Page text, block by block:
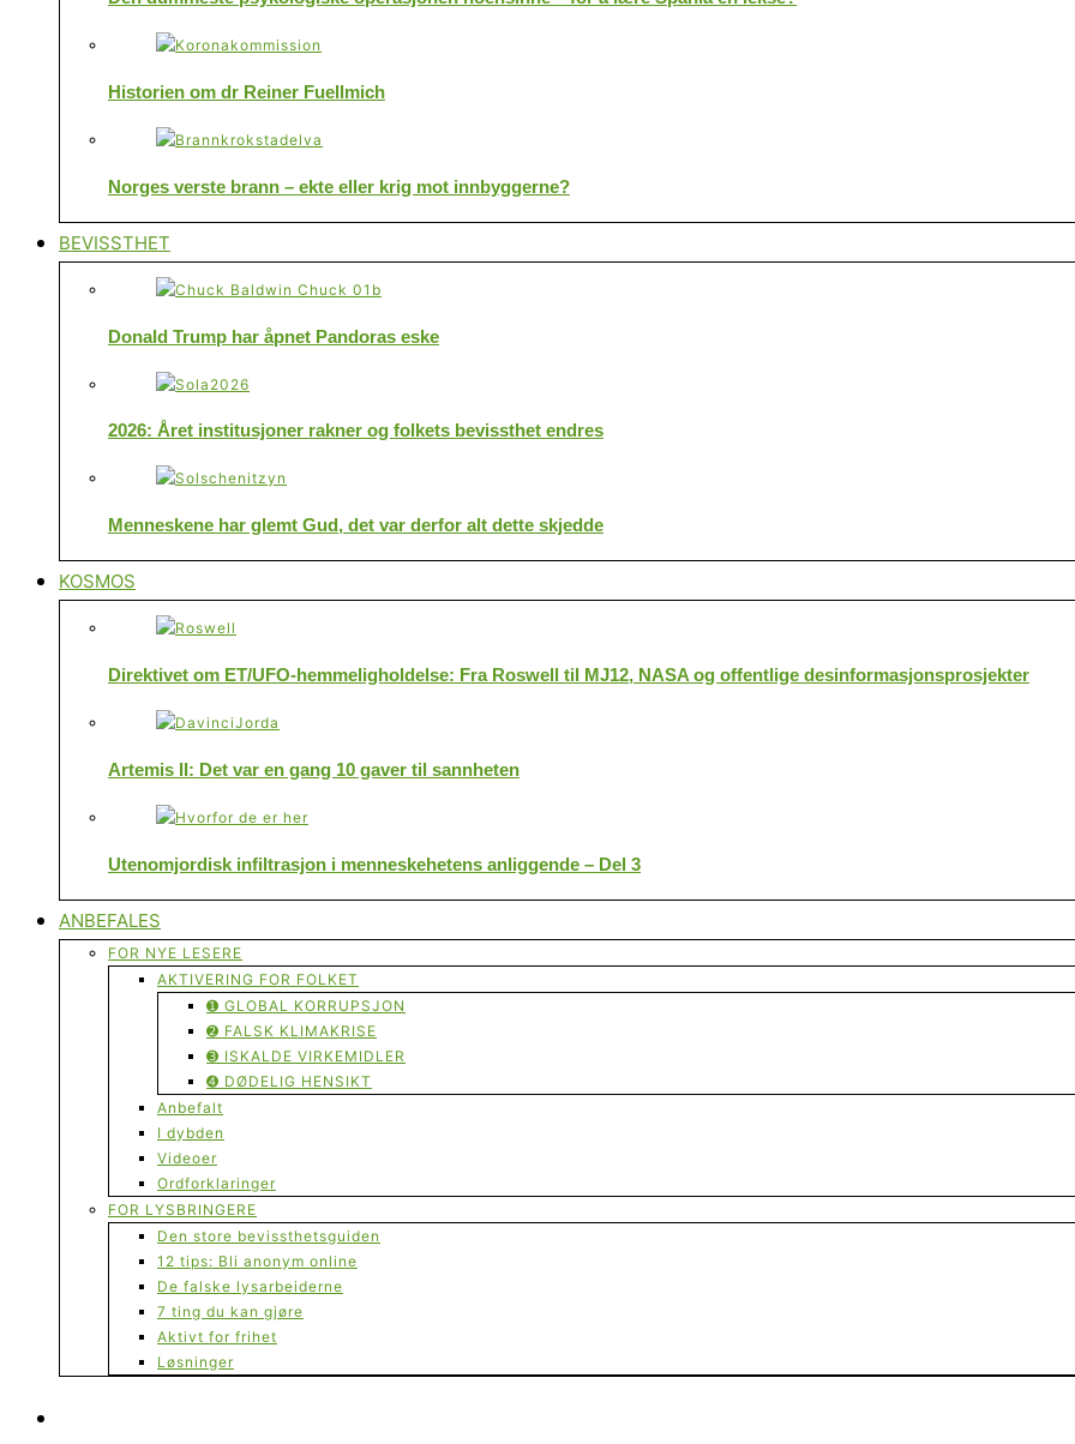
Historien om dr Reiner Fuellmich
Norges verste brann – ekte eller krig mot innbyggerne?
BEVISSTHET
Donald Trump har åpnet Pandoras eske
2026: Året institusjoner rakner og folkets bevissthet endres
Menneskene har glemt Gud, det var derfor alt dette skjedde
KOSMOS
Direktivet om ET/UFO-hemmeligholdelse: Fra Roswell til MJ12, NASA og offentlige desinformasjonsprosjekter
Artemis II: Det var en gang 10 gaver til sannheten
Utenomjordisk infiltrasjon i menneskehetens anliggende – Del 3
ANBEFALES
FOR NYE LESERE
AKTIVERING FOR FOLKET
➊ GLOBAL KORRUPSJON
➋ FALSK KLIMAKRISE
➌ ISKALDE VIRKEMIDLER
➍ DØDELIG HENSIKT
Anbefalt
I dybden
Videoer
Ordforklaringer
FOR LYSBRINGERE
Den store bevissthetsguiden
12 tips: Bli anonym online
De falske lysarbeiderne
7 ting du kan gjøre
Aktivt for frihet
Løsninger